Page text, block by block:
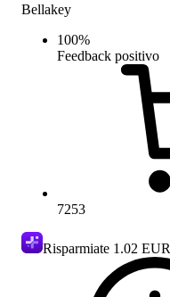
Bellakey
100%
Feedback positivo
7253
Risparmiate 1.02 EUR